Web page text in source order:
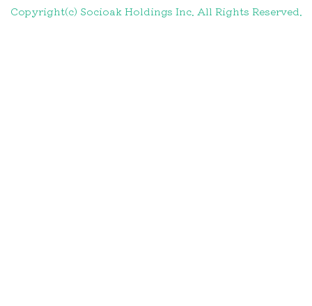
Copyright(c) Socioak Holdings Inc. All Rights Reserved.